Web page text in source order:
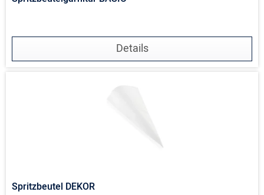
Details
Spritzbeutel DEKOR